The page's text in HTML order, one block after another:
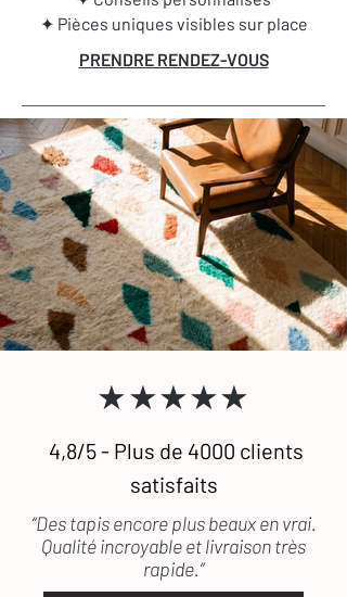
✦ Pièces uniques visibles sur place
PRENDRE RENDEZ-VOUS
★★★★★
4,8/5 - Plus de 4000 clients
satisfaits
“Des tapis encore plus beaux en vrai.
Qualité incroyable et livraison très
rapide.”